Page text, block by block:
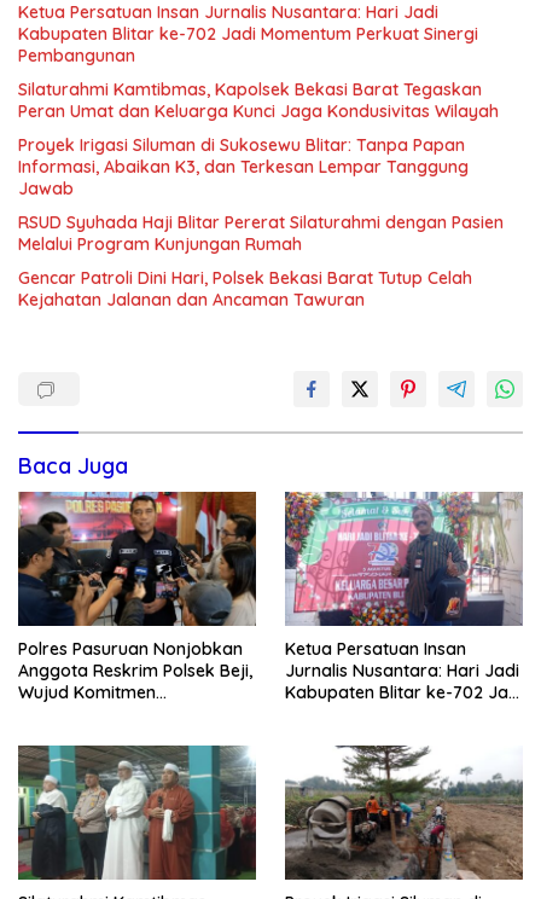
Ketua Persatuan Insan Jurnalis Nusantara: Hari Jadi
Kabupaten Blitar ke-702 Jadi Momentum Perkuat Sinergi
Pembangunan
Silaturahmi Kamtibmas, Kapolsek Bekasi Barat Tegaskan
Peran Umat dan Keluarga Kunci Jaga Kondusivitas Wilayah
Proyek Irigasi Siluman di Sukosewu Blitar: Tanpa Papan
Informasi, Abaikan K3, dan Terkesan Lempar Tanggung
Jawab
RSUD Syuhada Haji Blitar Pererat Silaturahmi dengan Pasien
Melalui Program Kunjungan Rumah
Gencar Patroli Dini Hari, Polsek Bekasi Barat Tutup Celah
Kejahatan Jalanan dan Ancaman Tawuran
Baca Juga
Polres Pasuruan Nonjobkan
Anggota Reskrim Polsek Beji,
Wujud Komitmen
Ketua Persatuan Insan
Jurnalis Nusantara: Hari Jadi
Kabupaten Blitar ke-702 Jadi